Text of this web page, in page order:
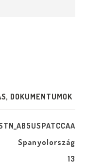
DOKUMENTUMOK
Spanyolország
13